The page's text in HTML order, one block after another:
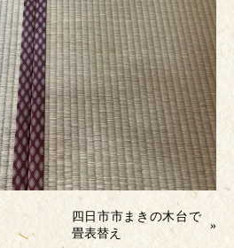
四日市市まきの木台で
畳表替え
»